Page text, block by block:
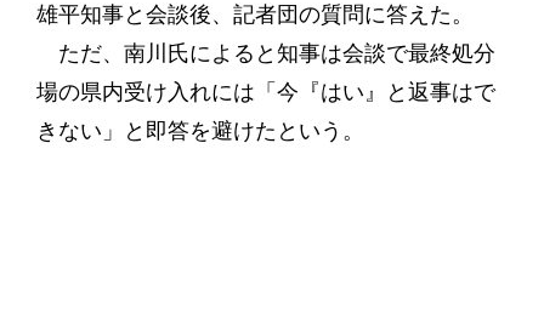
雄平知事と会談後、記者団の質問に答えた。
ただ、南川氏によると知事は会談で最終処分
場の県内受け入れには「今『はい』と返事はで
きない」と即答を避けたという。